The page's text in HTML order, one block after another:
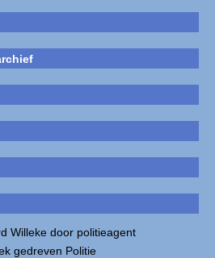
Willeke door politieagent
gedreven Politie